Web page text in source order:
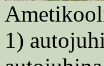
1)